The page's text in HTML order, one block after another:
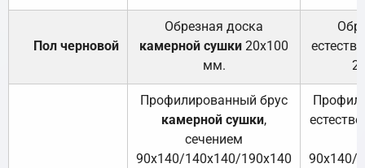
Пол черновой
Обрезная доска
камерной сушки 20х100
мм.
Профилированный брус
камерной сушки,
сечением
90х140/140х140/190х140
90х140/